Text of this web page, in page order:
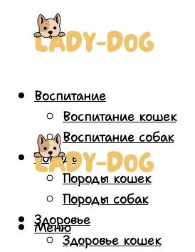
Воспитание
Воспитание кошек
Воспитание собак
Породы
Породы кошек
Породы собак
Здоровье
Здоровье кошек
Меню